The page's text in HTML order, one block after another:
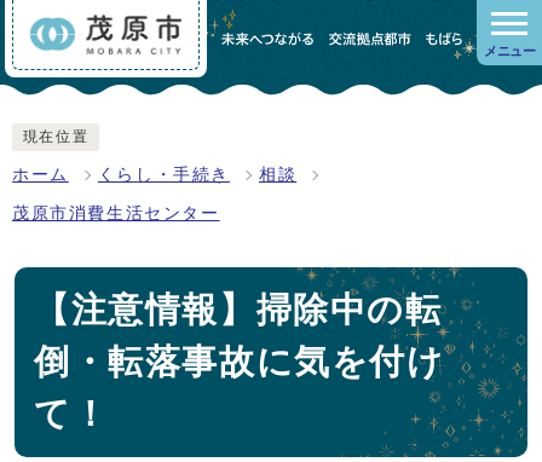
メニュー
現在位置
ホーム くらし・手続き 相談
茂原市消費生活センター
【注意情報】掃除中の転
倒・転落事故に気を付け
て！